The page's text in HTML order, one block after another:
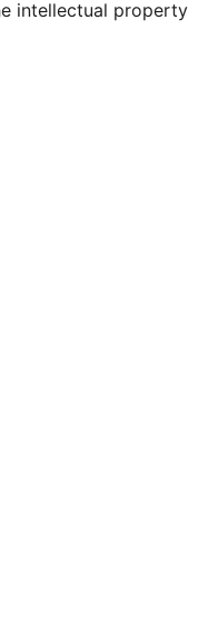
intellectual property